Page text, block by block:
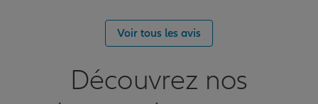
Voir tous les avis
Découvrez nos